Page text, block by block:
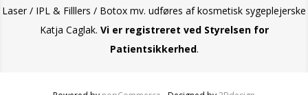
Laser / IPL & Filllers / Botox mv. udføres af kosmetisk sygeplejerske
Katja Caglak. Vi er registreret ved Styrelsen for
Patientsikkerhed.